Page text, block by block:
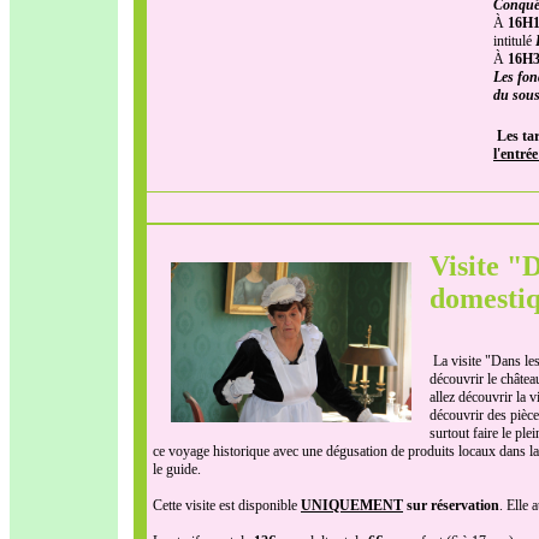
À
intitulé
À
Les
du
Les
Visite
La visite "Dans
découvrir le
allez découvrir la
découvrir des
surtout faire le
ce voyage historique avec une dégusation de produits locaux dans
le guide.
Cette visite est disponible UNIQUEMENT sur réservation. Elle